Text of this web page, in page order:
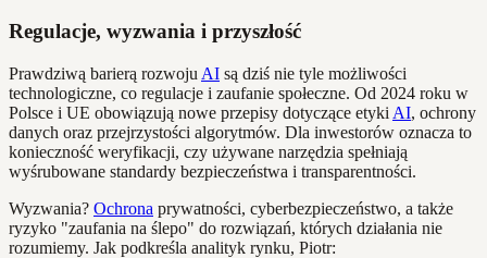
Regulacje, wyzwania i przyszłość
Prawdziwą barierą rozwoju AI są dziś nie tyle możliwości
technologiczne, co regulacje i zaufanie społeczne. Od 2024 roku w
Polsce i UE obowiązują nowe przepisy dotyczące etyki AI, ochrony
danych oraz przejrzystości algorytmów. Dla inwestorów oznacza to
konieczność weryfikacji, czy używane narzędzia spełniają
wyśrubowane standardy bezpieczeństwa i transparentności.
Wyzwania? Ochrona prywatności, cyberbezpieczeństwo, a także
ryzyko "zaufania na ślepo" do rozwiązań, których działania nie
rozumiemy. Jak podkreśla analityk rynku, Piotr: